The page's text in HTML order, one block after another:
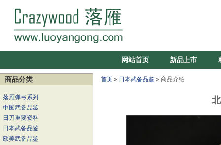
网站首页 新品上市
商品分类
落雁弹弓系列
中国武备品鉴
日刀重要资料
日本武备品鉴
欧美武备品鉴
首页 » 日本武备品鉴 » 商品介绍